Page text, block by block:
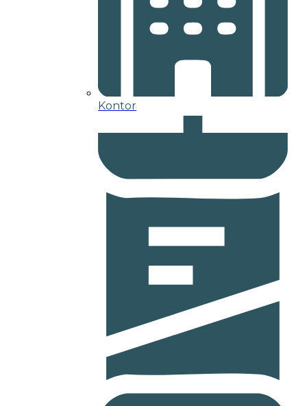
Kontor